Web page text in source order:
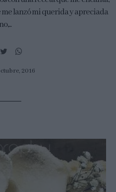
lanzó mi querida y apreciada
2016